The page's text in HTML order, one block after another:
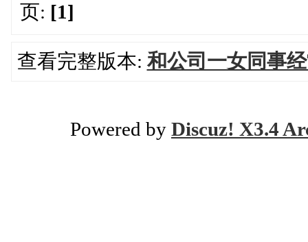
页: [1]
查看完整版本: 和公司一女同事
Powered by Discuz! X3.4